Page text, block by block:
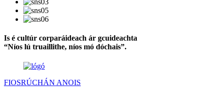
Is é cultúr corparáideach ár gcuideachta
“Níos lú truaillithe, níos mó dóchais”.
FIOSRÚCHÁN ANOIS